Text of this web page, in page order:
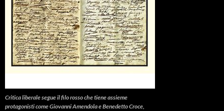
Critica liberalesegue il filo rosso che tiene assieme
protagonisti come Giovanni Amendola e Benedetto Croce,